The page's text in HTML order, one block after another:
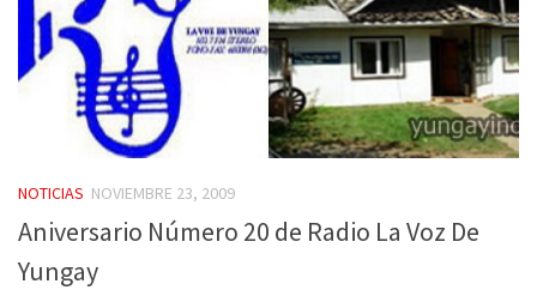
NOTICIAS NOVIEMBRE 23, 2009
Aniversario Número 20 de Radio La Voz De
Yungay